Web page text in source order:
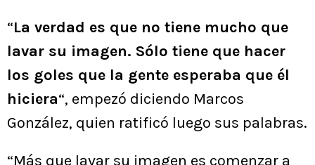
“La verdad es que no tiene mucho que
lavar su imagen. Sólo tiene que hacer
los goles que la gente esperaba que él
hiciera“, empezó diciendo Marcos
González, quien ratificó luego sus palabras.
“Más que lavar su imagen es comenzar a